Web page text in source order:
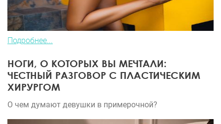
Подробнее...
НОГИ, О КОТОРЫХ ВЫ МЕЧТАЛИ:
ЧЕСТНЫЙ РАЗГОВОР С ПЛАСТИЧЕСКИМ
ХИРУРГОМ
О чем думают девушки в примерочной?